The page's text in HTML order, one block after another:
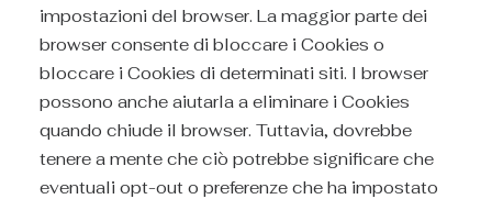
impostazioni del browser. La maggior parte dei
browser consente di bloccare i Cookies o
bloccare i Cookies di determinati siti. I browser
possono anche aiutarla a eliminare i Cookies
quando chiude il browser. Tuttavia, dovrebbe
tenere a mente che ciò potrebbe significare che
eventuali opt-out o preferenze che ha impostato